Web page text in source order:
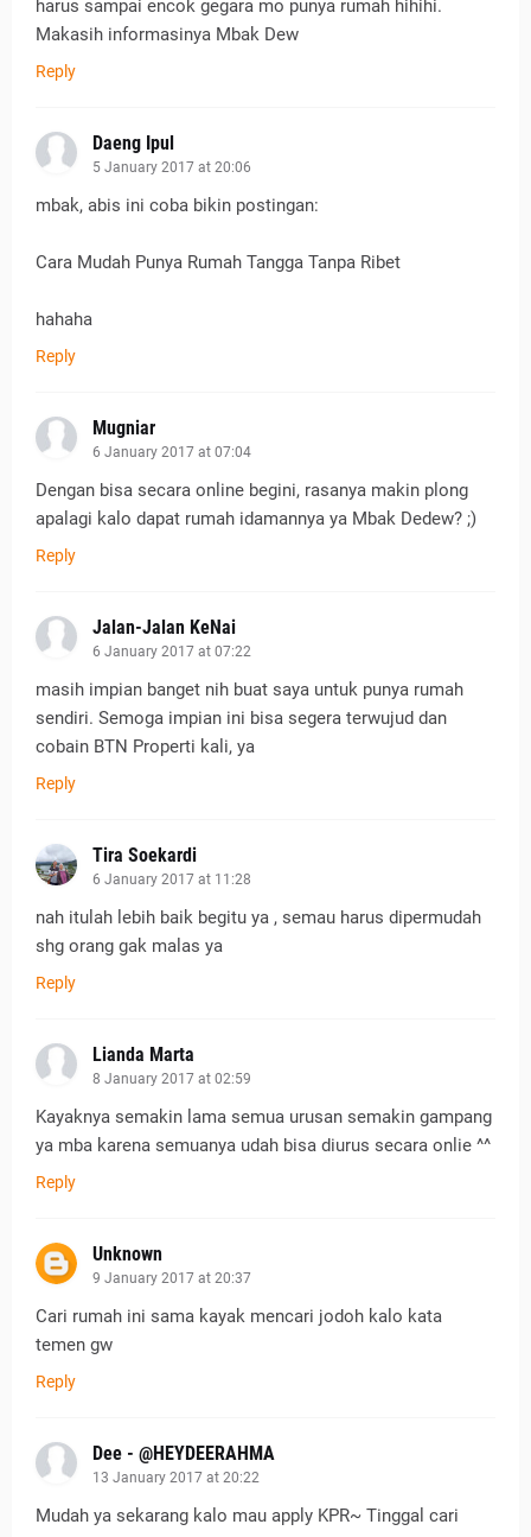
harus sampai encok gegara mo punya rumah hihihi.
Makasih informasinya Mbak Dew
Reply
Daeng Ipul
5 January 2017 at 20:06
mbak, abis ini coba bikin postingan:
Cara Mudah Punya Rumah Tangga Tanpa Ribet
hahaha
Reply
Mugniar
6 January 2017 at 07:04
Dengan bisa secara online begini, rasanya makin plong
apalagi kalo dapat rumah idamannya ya Mbak Dedew? ;)
Reply
Jalan-Jalan KeNai
6 January 2017 at 07:22
masih impian banget nih buat saya untuk punya rumah
sendiri. Semoga impian ini bisa segera terwujud dan
cobain BTN Properti kali, ya
Reply
Tira Soekardi
6 January 2017 at 11:28
nah itulah lebih baik begitu ya , semau harus dipermudah
shg orang gak malas ya
Reply
Lianda Marta
8 January 2017 at 02:59
Kayaknya semakin lama semua urusan semakin gampang
ya mba karena semuanya udah bisa diurus secara onlie ^^
Reply
Unknown
9 January 2017 at 20:37
Cari rumah ini sama kayak mencari jodoh kalo kata
temen gw
Reply
Dee - @HEYDEERAHMA
13 January 2017 at 20:22
Mudah ya sekarang kalo mau apply KPR~ Tinggal cari